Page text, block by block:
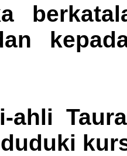
ahli